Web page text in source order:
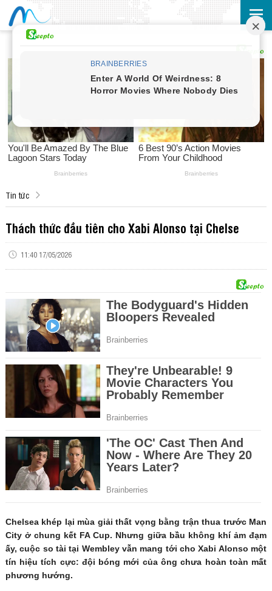
Tin tức
Thách thức đầu tiên cho Xabi Alonso tại Chelse
11:40 17/05/2026
Chelsea khép lại mùa giải thất vọng bằng trận thua trước Man
City ở chung kết FA Cup. Nhưng giữa bầu không khí ảm đạm
ấy, cuộc so tài tại Wembley vẫn mang tới cho Xabi Alonso một
tín hiệu tích cực: đội bóng mới của ông chưa hoàn toàn mất
phương hướng.